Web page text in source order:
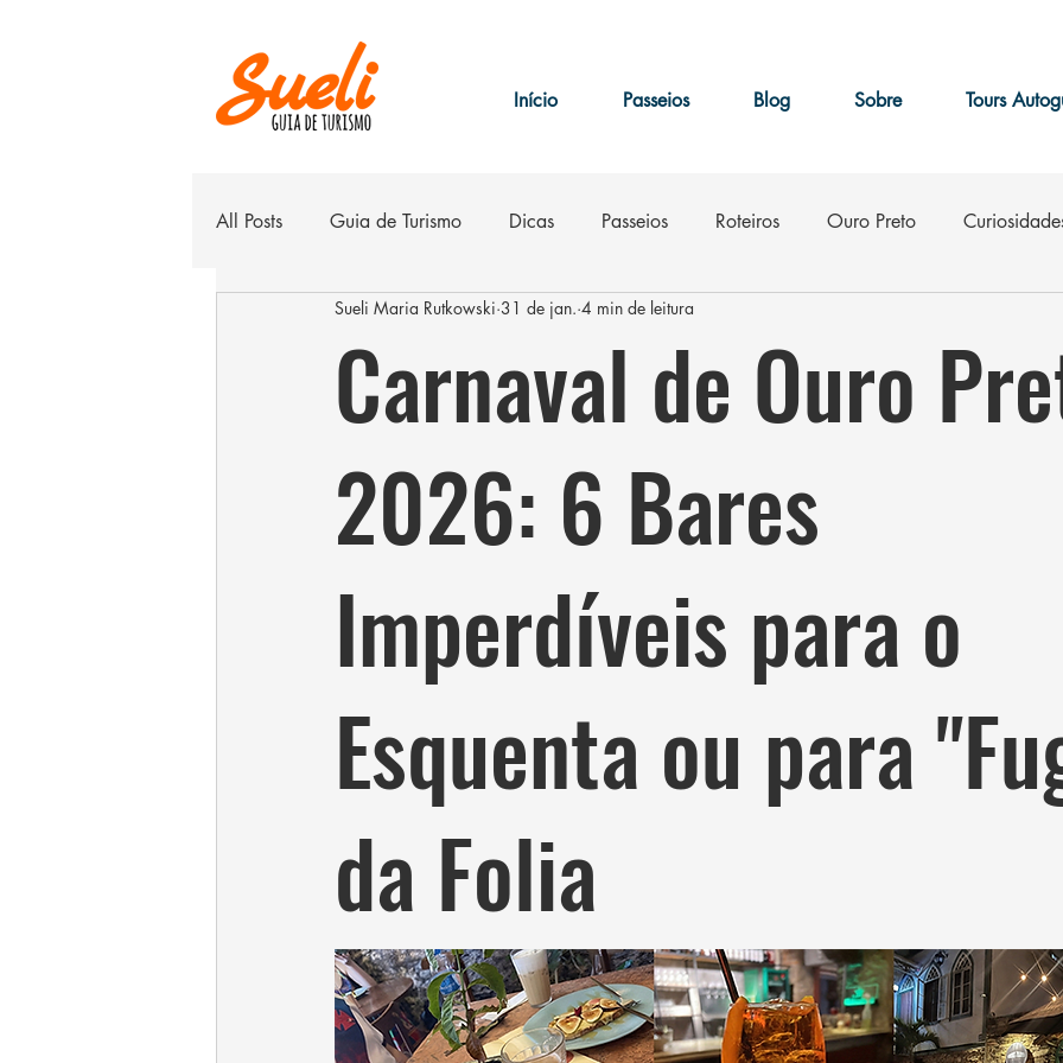
Início Passeios Blog Sobre Tours
All Posts Guia de Turismo Dicas Passeios Roteiros Ouro Preto
Belo Horizonte Hospedagem Eventos
Carnaval de Ouro
2026: 6 Bares
Imperdíveis para o
Esquenta ou para
da Folia
Sueli Maria Rutkowski 31 de jan. 4 min de leitura